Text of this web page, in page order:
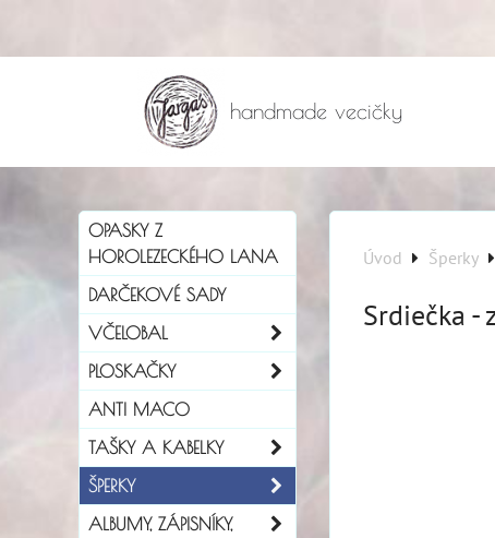
handmade vecičky
Úvod Šperky
Srdiečka -
OPASKY Z
HOROLEZECKÉHO LANA
DARČEKOVÉ SADY
VČELOBAL
PLOSKAČKY
ANTI MACO
TAŠKY A KABELKY
ŠPERKY
ALBUMY, ZÁPISNÍKY,